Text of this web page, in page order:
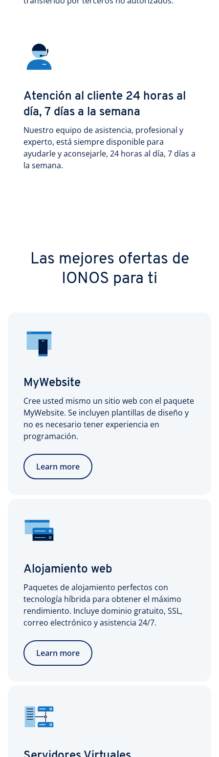
Atención al cliente 24 horas al
día, 7 días a la semana
Nuestro equipo de asistencia, profesional y
experto, está siempre disponible para
ayudarle y aconsejarle, 24 horas al día, 7 días a
la semana.
Las mejores ofertas de
IONOS para ti
MyWebsite
Cree usted mismo un sitio web con el paquete
MyWebsite. Se incluyen plantillas de diseño y
no es necesario tener experiencia en
programación.
Learn more
Alojamiento web
Paquetes de alojamiento perfectos con
tecnología híbrida para obtener el máximo
rendimiento. Incluye dominio gratuito, SSL,
correo electrónico y asistencia 24/7.
Learn more